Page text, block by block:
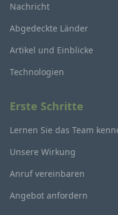
Nachricht
Abgedeckte Länder
Artikel und Einblicke
Technologien
Erste Schritte
Lernen Sie das Team
Unsere Wirkung
Anruf vereinbaren
Angebot anfordern